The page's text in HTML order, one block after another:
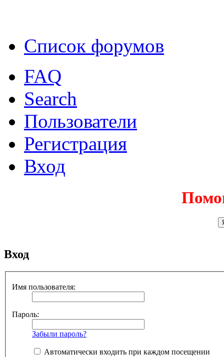
Список форумов
FAQ
Search
Пользователи
Регистрация
Вход
Вход
Имя пользователя:
Пароль:
Забыли пароль?
Автоматически входить при каждом посещении